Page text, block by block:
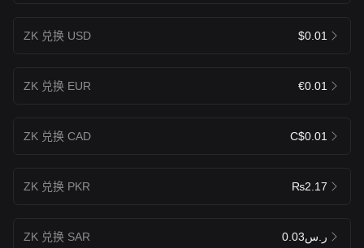
ZK 兑换 USD $0.01
ZK 兑换 EUR €0.01
ZK 兑换 CAD C$0.01
ZK 兑换 PKR ₨2.17
ZK 兑换 SAR ر.س0.03